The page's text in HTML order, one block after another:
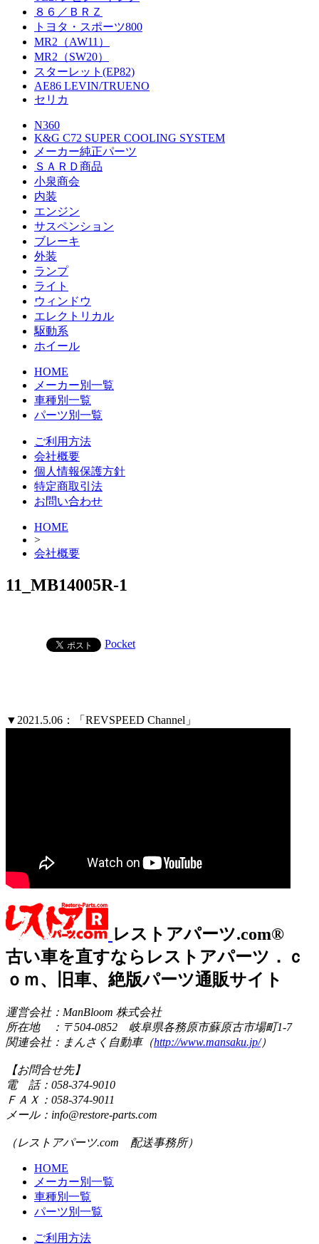
８６／ＢＲＺ
トヨタ・スポーツ800
MR2（AW11）
MR2（SW20）
スターレット(EP82)
AE86 LEVIN/TRUENO
セリカ
N360
K&G C72 SUPER COOLING SYSTEM
メーカー純正パーツ
ＳＡＲＤ商品
小泉商会
内装
エンジン
サスペンション
ブレーキ
外装
ランプ
ライト
ウィンドウ
エレクトリカル
駆動系
ホイール
HOME
メーカー別一覧
車種別一覧
パーツ別一覧
ご利用方法
会社概要
個人情報保護方針
特定商取引法
お問い合わせ
HOME
>
会社概要
11_MB14005R-1
Pocket
▼2021.5.06：「REVSPEED Channel」
レストアパーツ.com®
古い車を直すならレストアパーツ．ｃ
ｏｍ、旧車、絶版パーツ通販サイト
運営会社：ManBloom 株式会社
所在地 ：〒504-0852 岐阜県各務原市蘇原古市場町1-7
関連会社：まんさく自動車（http://www.mansaku.jp/）
【お問合せ先】
電 話：058-374-9010
ＦＡＸ：058-374-9011
メール：info@restore-parts.com
（レストアパーツ.com 配送事務所）
HOME
メーカー別一覧
車種別一覧
パーツ別一覧
ご利用方法